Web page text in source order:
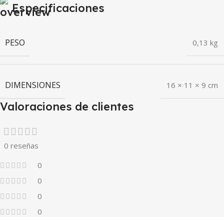
Especificaciones
PESO 0,13 kg
DIMENSIONES 16 × 11 × 9 cm
Valoraciones de clientes
0 reseñas
0
0
0
0